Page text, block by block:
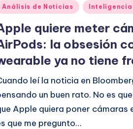
Análisis de Noticias
quiere meter
la obsesión
ya no tiene
leí la noticia en
un buen rato. No es
Apple quiera poner cámaras
que me pregunto…